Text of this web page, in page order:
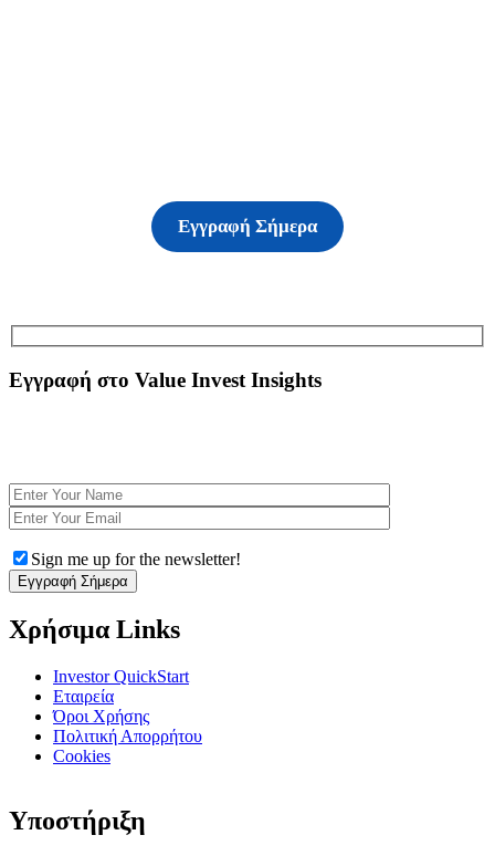
Εγγραφή Σήμερα
Εγγραφή στο Value Invest Insights
Sign me up for the newsletter!
Χρήσιμα Links
Investor QuickStart
Εταιρεία
Όροι Χρήσης
Πολιτική Απορρήτου
Cookies
Υποστήριξη